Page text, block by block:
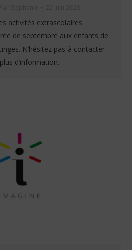
activités extrascolaires
de septembre aux enfants de
N’hésitez pas à contacter
d’information.